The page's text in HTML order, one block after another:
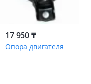
17 950 ₸
Опора двигателя